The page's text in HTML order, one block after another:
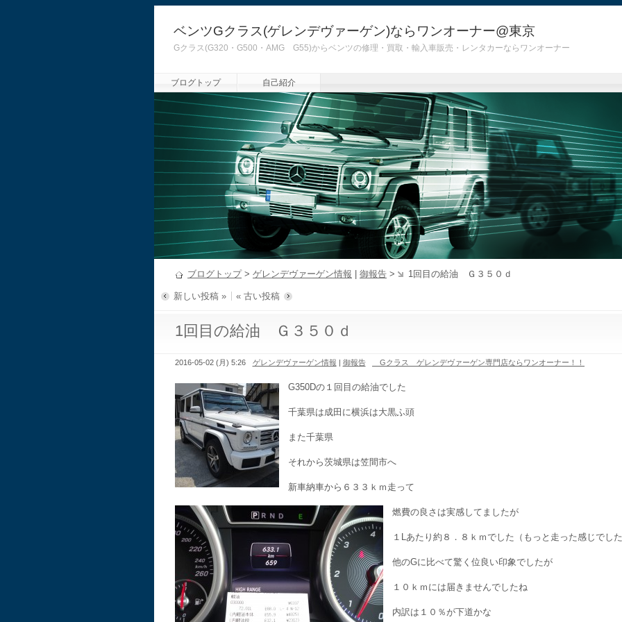
ベンツGクラス(ゲレンデヴァーゲン)ならワンオーナー@東京
Gクラス(G320・G500・AMG G55)からベンツの修理・買取・輸入車販売・レンタカーならワンオーナー
ブログトップ 自己紹介
ブログトップ> ゲレンデヴァーゲン情報 御報告 > 1回目の給油 Ｇ３５０ｄ
新しい投稿 » « 古い投稿
1回目の給油 Ｇ３５０ｄ
2016-05-02 (月) 5:26 ゲレンデヴァーゲン情報 | 御報告 Gクラス ゲレンデヴァーゲン専門店ならワンオーナー！！
G350Dの１回目の給油でした
千葉県は成田に横浜は大黒ふ頭
また千葉県
それから茨城県は笠間市へ
新車納車から６３３ｋｍ走って
燃費の良さは実感してましたが
１Lあたり約８．８ｋｍでした（もっと走った感じでし
他のGに比べて驚く位良い印象でしたが
１０ｋｍには届きませんでしたね
内訳は１０％が下道かな